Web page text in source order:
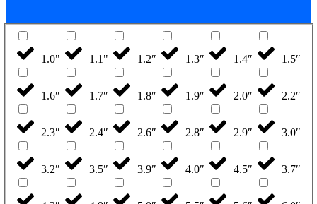
1.0" 1.1" 1.2″ 1.3″ 1.4″ 1.5″
1.6″ 1.7″ 1.8″ 1.9″ 2.0″ 2.2″
2.3″ 2.4″ 2.6″ 2.8″ 2.9″ 3.0″
3.2″ 3.5″ 3.9″ 4.0″ 4.5″ 3.7″